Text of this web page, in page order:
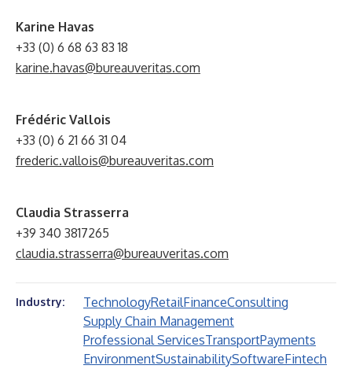
Karine Havas
+33 (0) 6 68 63 83 18
karine.havas@bureauveritas.com
Frédéric Vallois
+33 (0) 6 21 66 31 04
frederic.vallois@bureauveritas.com
Claudia Strasserra
+39 340 3817265
claudia.strasserra@bureauveritas.com
Industry: TechnologyRetailFinanceConsulting
Supply Chain Management
Professional ServicesTransportPayments
EnvironmentSustainabilitySoftwareFintech